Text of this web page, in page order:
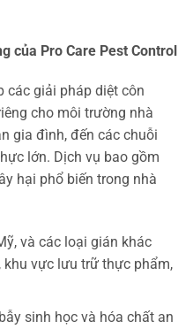
của Pro Care Pest Control
các giải pháp diệt côn
cho môi trường nhà
gia đình, đến các chuỗi
lớn. Dịch vụ bao gồm
hại phổ biến trong nhà
và các loại gián khác
vực lưu trữ thực phẩm,
sinh học và hóa chất an